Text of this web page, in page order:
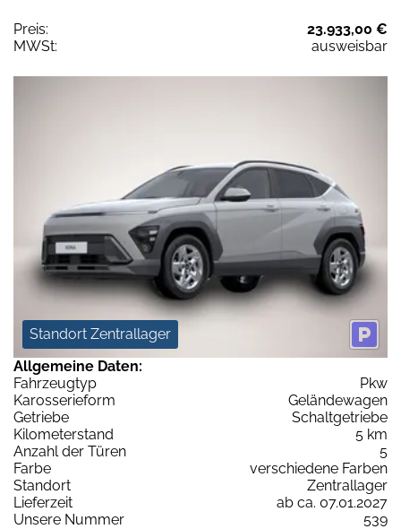
Preis:
23.933,00 €
MWSt:
ausweisbar
Standort Zentrallager
Allgemeine Daten:
Fahrzeugtyp
Pkw
Karosserieform
Geländewagen
Getriebe
Schaltgetriebe
Kilometerstand
5 km
Anzahl der Türen
5
Farbe
verschiedene Farben
Standort
Zentrallager
Lieferzeit
ab ca. 07.01.2027
Unsere Nummer
539